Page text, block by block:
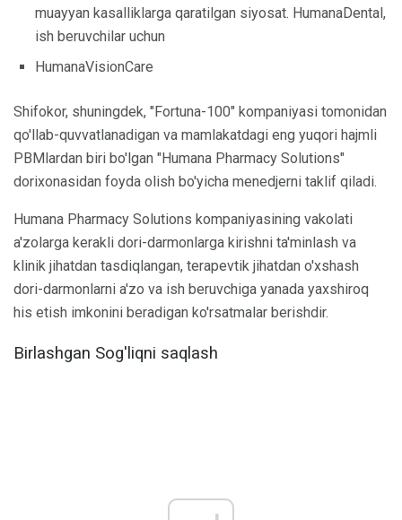
muayyan kasalliklarga qaratilgan siyosat. HumanaDental,
ish beruvchilar uchun
HumanaVisionCare
Shifokor, shuningdek, "Fortuna-100" kompaniyasi tomonidan
qo'llab-quvvatlanadigan va mamlakatdagi eng yuqori hajmli
PBMlardan biri bo'lgan "Humana Pharmacy Solutions"
dorixonasidan foyda olish bo'yicha menedjerni taklif qiladi.
Humana Pharmacy Solutions kompaniyasining vakolati
a'zolarga kerakli dori-darmonlarga kirishni ta'minlash va
klinik jihatdan tasdiqlangan, terapevtik jihatdan o'xshash
dori-darmonlarni a'zo va ish beruvchiga yanada yaxshiroq
his etish imkonini beradigan ko'rsatmalar berishdir.
Birlashgan Sog'liqni saqlash